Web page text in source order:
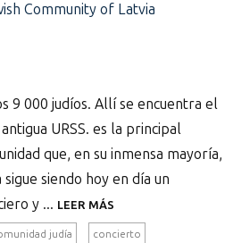
Community of Latvia
9 000 judíos. Allí se encuentra el
URSS. es la principal
que, en su inmensa mayoría,
siendo hoy en día un
y ... LEER MÁS
judía concierto